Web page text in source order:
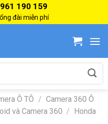
190 159
đài miễn phí
Ô TÔ / Camera 360 Ô
và Camera 360 /
Honda